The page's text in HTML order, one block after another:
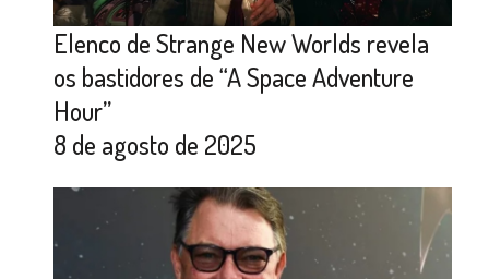
Elenco de Strange New Worlds revela
os bastidores de “A Space Adventure
Hour”
8 de agosto de 2025